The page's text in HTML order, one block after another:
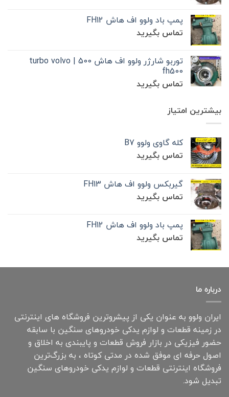
پمپ باد ولوو اف هاش FH12
تماس بگیرید
توربو شارژر ولوو اف هاش 500 | turbo volvo
fh500
تماس بگیرید
بیشترین امتیاز
کله گاوی ولوو B7
تماس بگیرید
گیربکس ولوو اف هاش FH13
تماس بگیرید
پمپ باد ولوو اف هاش FH12
تماس بگیرید
درباره ما
ایران ولوو به عنوان یکی از پیشروترین فروشگاه های اینترنتی
در زمینه قطعات و لوازم یدکی خودروهای سنگین با سابقه
حضور فیزیکی در بازار فروش قطعات و پایبندی به اخلاق و
اصول حرفه ای موفق شده در مدتی کوتاه ، به بزرگ‌ترین
فروشگاه اینترنتی قطعات و لوازم یدکی خودروهای سنگین
تبدیل شود.